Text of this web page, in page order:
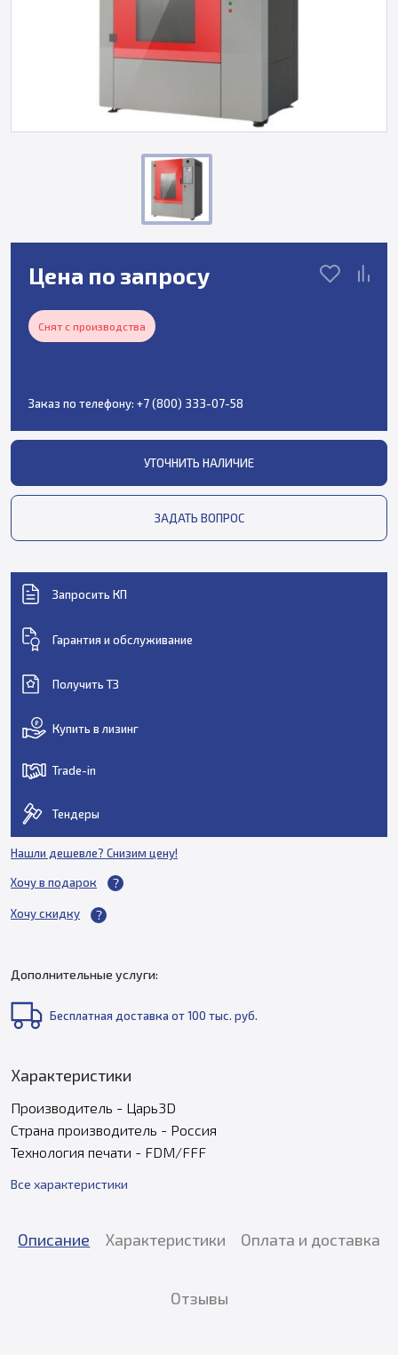
Цена по запросу
Снят с производства
Заказ по телефону: +7 (800) 333-07-58
УТОЧНИТЬ НАЛИЧИЕ
ЗАДАТЬ ВОПРОС
Запросить КП
Гарантия и обслуживание
Получить ТЗ
Купить в лизинг
Trade-in
Тендеры
Нашли дешевле? Снизим цену!
Хочу в подарок
Хочу скидку
Дополнительные услуги:
Бесплатная доставка от 100 тыс. руб.
Характеристики
Производитель - Царь3D
Страна производитель - Россия
Технология печати - FDM/FFF
Все характеристики
Описание Характеристики Оплата и доставка
Отзывы